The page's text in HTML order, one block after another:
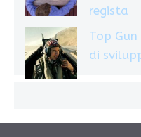
regista
Top
di